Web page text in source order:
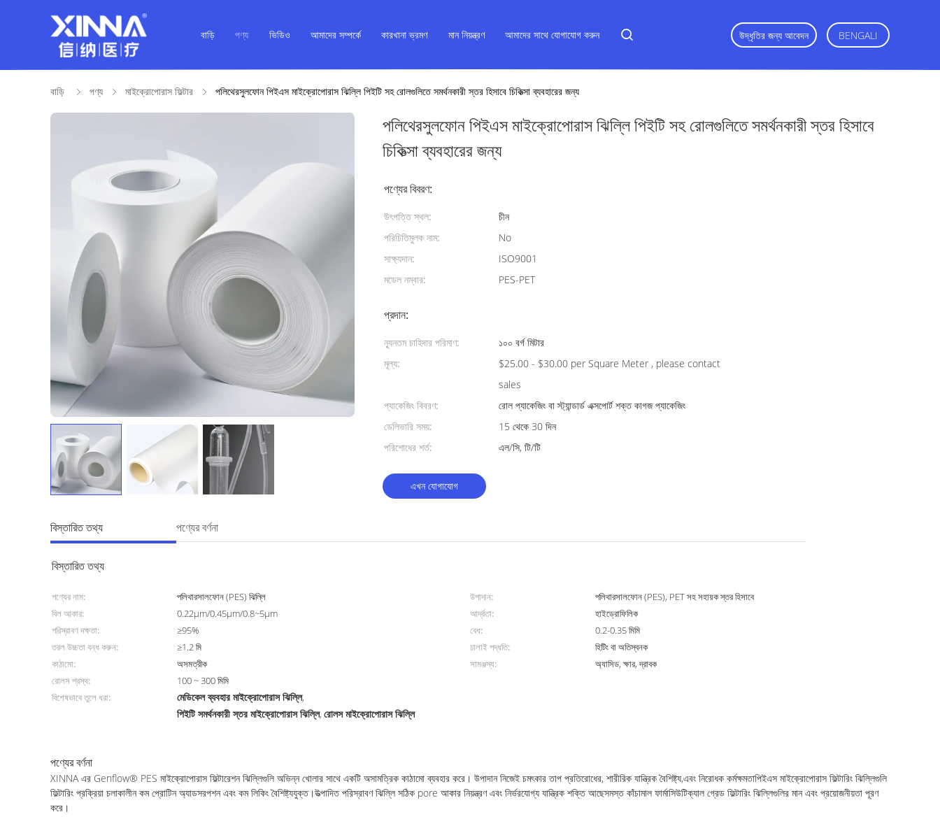
বাড়ি পণ্য ভিডিও আমাদের সম্পর্কে কারখানা ভ্রমণ মান নিয়ন্ত্রণ আমাদের সাথে যোগাযোগ করুন উদ্ধৃতির জন্য আবেদন BENGALI
বাড়ি পণ্য মাইক্রোপোরাস ফিল্টার পলিথেরসুলফোন পিইএস মাইক্রোপোরাস ঝিল্লি পিইটি সহ রোলগুলিতে সমর্থনকারী স্তর হিসাবে চিকিত্সা ব্যবহারের জন্য
পলিথেরসুলফোন পিইএস মাইক্রোপোরাস ঝিল্লি পিইটি সহ রোলগুলিতে সমর্থনকারী স্তর হিসাবে
চিকিত্সা ব্যবহারের জন্য
পণ্যের বিবরণ:
উৎপত্তি স্থল:
চীন
পরিচিতিমুলক নাম:
No
সাক্ষ্যদান:
ISO9001
মডেল নম্বার:
PES-PET
প্রদান:
ন্যূনতম চাহিদার পরিমাণ:
১০০ বর্গ মিটার
মূল্য:
$25.00 - $30.00 per Square Meter , please contact
sales
প্যাকেজিং বিবরণ:
রোল প্যাকেজিং বা স্ট্যান্ডার্ড এক্সপোর্ট শক্ত কাগজ প্যাকেজিং
ডেলিভারি সময়:
15 থেকে 30 দিন
পরিশোধের শর্ত:
এল/সি, টি/টি
এখন যোগাযোগ
বিস্তারিত তথ্য পণ্যের বর্ণনা
বিস্তারিত তথ্য
পণ্যের নাম: পলিথারসালফোন (PES) ঝিল্লি উপাদান:
পলিথারসালফোন (PES), PET সহ সহায়ক স্তর হিসাবে
বিল আকার:
0.22μm/0.45μm/0.8~5μm আর্দ্রতা:
হাইড্রোফিলিক
পরিস্রাবণ দক্ষতা:
≥95% বেধ:
0.2-0.35 মিমি
তরল উচ্চতা বন্ধ করুন:
≥1.2 মি ঢালাই পদ্ধতি:
হিটিং বা অতিস্বনক
কাঠামো:
অসমত্রীক সামঞ্জস্য:
অ্যাসিড, ক্ষার, দ্রাবক
রোলস প্রস্থ:
100 ~ 300 মিমি
বিশেষভাবে তুলে ধরা:
মেডিকেল ব্যবহার মাইক্রোপোরাস ঝিল্লি,
পিইটি সমর্থনকারী স্তর মাইক্রোপোরাস ঝিল্লি,রোলস মাইক্রোপোরাস ঝিল্লি
পণ্যের বর্ণনা
XINNA এর Genflow® PES মাইক্রোপোরাস ফিল্টারেশন ঝিল্লিগুলি অভিন্ন খোলার সাথে একটি অসামত্রিক কাঠামো ব্যবহার করে। উপাদান নিজেই চমৎকার তাপ প্রতিরোধের, শারীরিক যান্ত্রিক বৈশিষ্ট্য,এবং নিরোধক কর্মক্ষমতাপিইএস মাইক্রোপোরাস ফিল্টারিং ঝিল্লিগুলি
ফিল্টারিং প্রক্রিয়া চলাকালীন কম প্রোটিন অ্যাডসরপশন এবং কম লিকিং বৈশিষ্ট্যযুক্ত।উত্পাদিত পরিস্রাবণ ঝিল্লি সঠিক pore আকার নিয়ন্ত্রণ এবং নির্ভরযোগ্য যান্ত্রিক শক্তি আছেসমস্ত কাঁচামাল ফার্মাসিউটিক্যাল গ্রেড ফিল্টারিং ঝিল্লিগুলির মান এবং প্রয়োজনীয়তা পূরণ
করে।